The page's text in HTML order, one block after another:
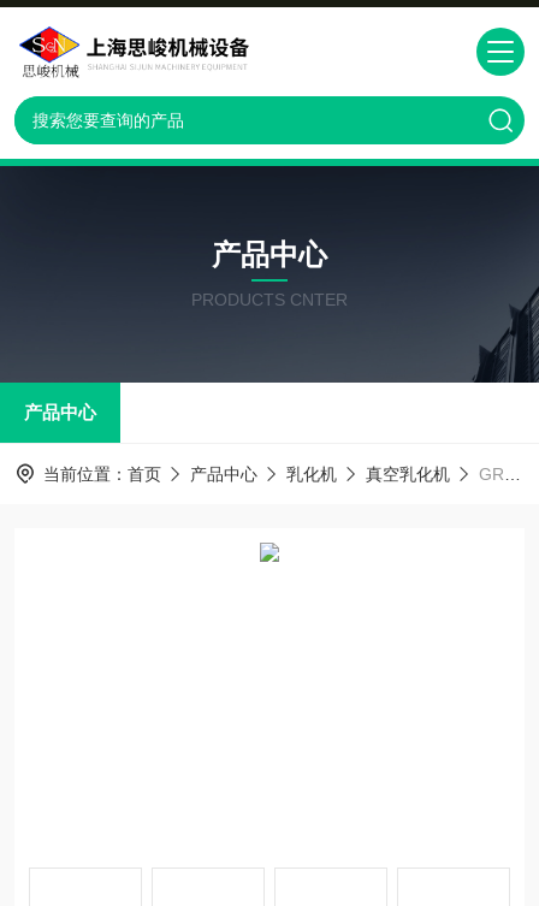
产品中心
PRODUCTS CNTER
产品中心
当前位置： 首页 产品中心 乳化机 真空乳化机 GRS2000GRS2000奶油味西点酱纳米真空乳化机 混合设备